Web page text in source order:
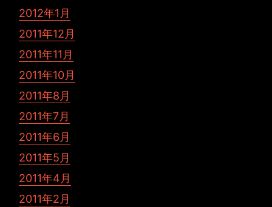
2012年1月
2011年12月
2011年11月
2011年10月
2011年8月
2011年7月
2011年6月
2011年5月
2011年4月
2011年2月